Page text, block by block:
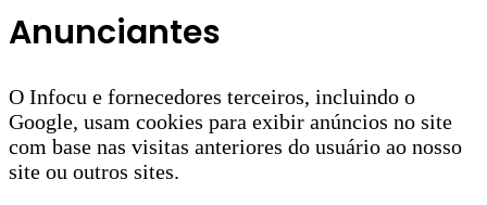
Anunciantes
O Infocu e fornecedores terceiros, incluindo o
Google, usam cookies para exibir anúncios no site
com base nas visitas anteriores do usuário ao nosso
site ou outros sites.